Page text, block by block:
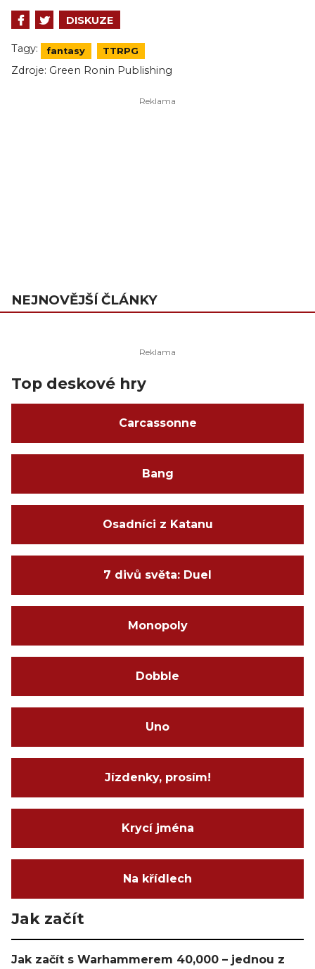
DISKUZE
Tagy: fantasy TTRPG
Zdroje: Green Ronin Publishing
NEJNOVĚJŠÍ ČLÁNKY
Top deskové hry
Carcassonne
Bang
Osadníci z Katanu
7 divů světa: Duel
Monopoly
Dobble
Uno
Jízdenky, prosím!
Krycí jména
Na křídlech
Jak začít
Jak začít s Warhammerem 40,000 – jednou z